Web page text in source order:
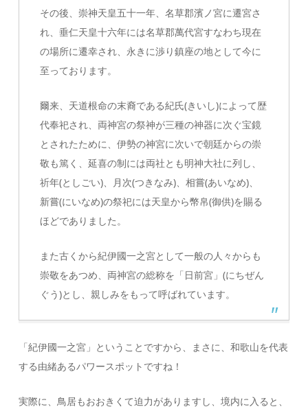
その後、崇神天皇五十一年、名草郡濱ノ宮に遷宮さ
れ、垂仁天皇十六年には名草郡萬代宮すなわち現在
の場所に遷幸され、永きに渉り鎮座の地として今に
至っております。
爾来、天道根命の末裔である紀氏(きいし)によって歴
代奉祀され、両神宮の祭神が三種の神器に次ぐ宝鏡
とされたために、伊勢の神宮に次いで朝廷からの崇
敬も篤く、延喜の制には両社とも明神大社に列し、
祈年(としごい)、月次(つきなみ)、相嘗(あいなめ)、
新嘗(にいなめ)の祭祀には天皇から幣帛(御供)を賜る
ほどでありました。
また古くから紀伊國一之宮として一般の人々からも
崇敬をあつめ、両神宮の総称を「日前宮」(にちぜん
ぐう)とし、親しみをもって呼ばれています。
「紀伊國一之宮」ということですから、まさに、和歌山を代表
する由緒あるパワースポットですね！
実際に、鳥居もおおきくて迫力がありますし、境内に入ると、